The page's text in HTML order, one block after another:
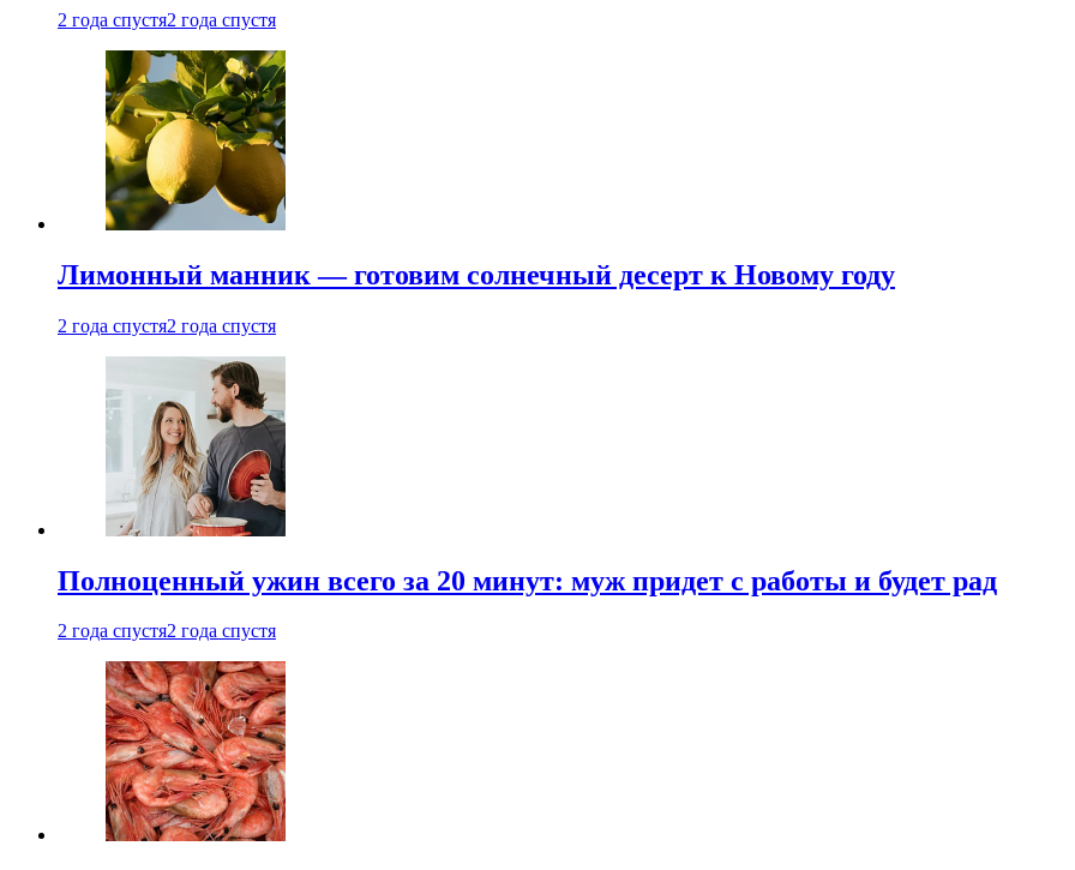
2 года спустя2 года спустя
Лимонный манник — готовим солнечный десерт к Новому году
2 года спустя2 года спустя
Полноценный ужин всего за 20 минут: муж придет с работы и будет рад
2 года спустя2 года спустя